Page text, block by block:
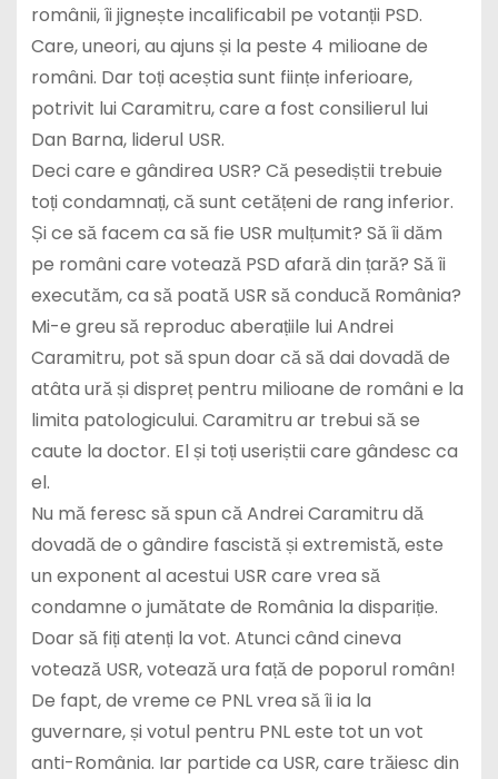
românii, îi jignește incalificabil pe votanții PSD.
Care, uneori, au ajuns și la peste 4 milioane de
români. Dar toți aceștia sunt ființe inferioare,
potrivit lui Caramitru, care a fost consilierul lui
Dan Barna, liderul USR.
Deci care e gândirea USR? Că pesediștii trebuie
toți condamnați, că sunt cetățeni de rang inferior.
Și ce să facem ca să fie USR mulțumit? Să îi dăm
pe români care votează PSD afară din țară? Să îi
executăm, ca să poată USR să conducă România?
Mi-e greu să reproduc aberațiile lui Andrei
Caramitru, pot să spun doar că să dai dovadă de
atâta ură și dispreț pentru milioane de români e la
limita patologicului. Caramitru ar trebui să se
caute la doctor. El și toți useriștii care gândesc ca
el.
Nu mă feresc să spun că Andrei Caramitru dă
dovadă de o gândire fascistă și extremistă, este
un exponent al acestui USR care vrea să
condamne o jumătate de România la dispariție.
Doar să fiți atenți la vot. Atunci când cineva
votează USR, votează ura față de poporul român!
De fapt, de vreme ce PNL vrea să îi ia la
guvernare, și votul pentru PNL este tot un vot
anti-România. Iar partide ca USR, care trăiesc din